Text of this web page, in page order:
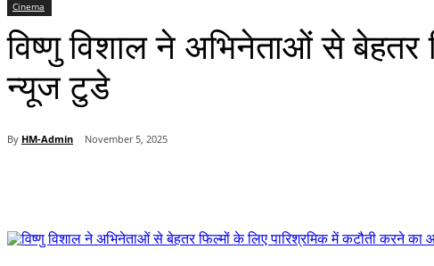
Cinema
विष्णु विशाल ने अभिनेताओं से बेहतर
न्यूज टुडे
By HM-Admin November 5, 2025